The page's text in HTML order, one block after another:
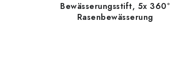
Bewässerungsstift, 5x 360°
Rasenbewässerung